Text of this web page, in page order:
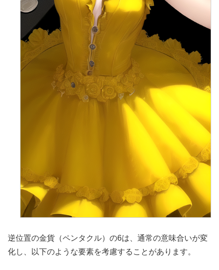
逆位置の金貨（ペンタクル）の6は、通常の意味合いが変
化し、以下のような要素を考慮することがあります。